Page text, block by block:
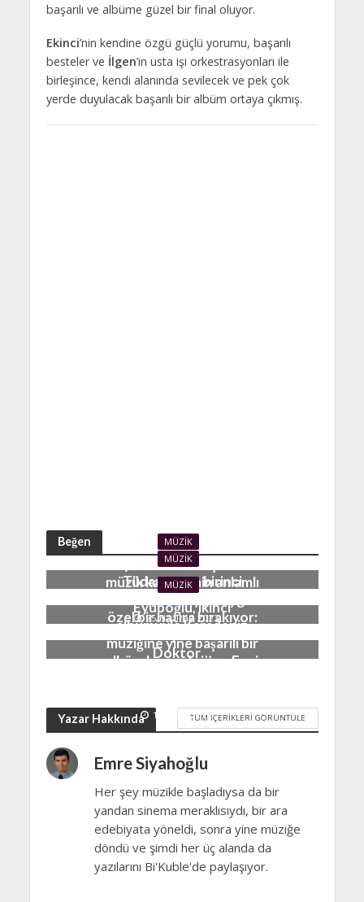
başarılı ve albüme güzel bir final oluyor.
Ekinci’nin kendine özgü güçlü yorumu, başarılı
besteler ve İlgen’in usta işi orkestrasyonları ile
birleşince, kendi alanında sevilecek ve pek çok
yerde duyulacak başarılı bir albüm ortaya çıkmış.
Beğen MÜZIK
55 yıldır süren başarılı bir
müzik kariyerinin anlamlı
25 Haziran 2023
MÜZIK
Tüdanya, on birinci
özel bir hatıra bırakıyor:
Doktor…
MÜZIK
Eyüboğlu, ikinci
albümüyle Karadeniz
müziğine yine başarılı bir
albüm kazandırıyor: Ezgi
12 Mart 2022
Yazar Hakkında TÜM İÇERIKLERI GÖRÜNTÜLE
Emre Siyahoğlu
Her şey müzikle başladıysa da bir
yandan sinema meraklısıydı, bir ara
edebiyata yöneldi, sonra yine müziğe
döndü ve şimdi her üç alanda da
yazılarını Bi'Kuble'de paylaşıyor.